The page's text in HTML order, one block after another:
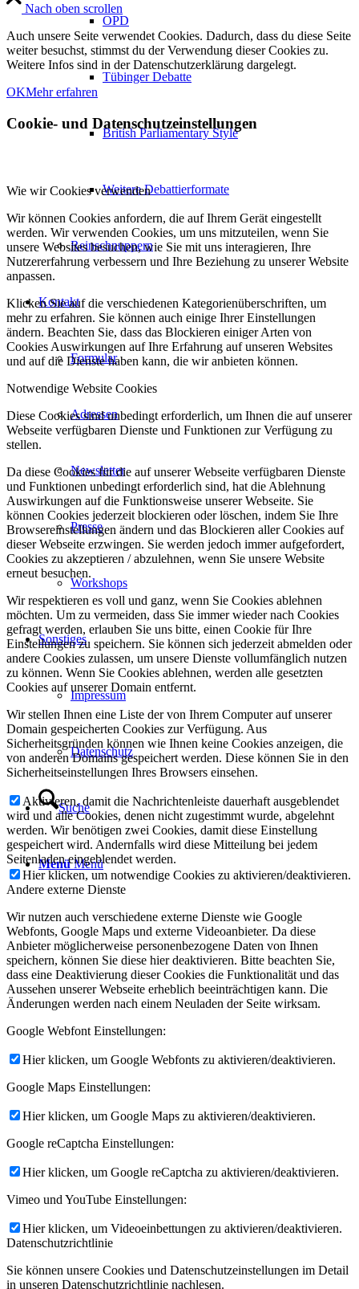
OPD
Tübinger Debatte
British Parliamentary Style
Weitere Debattierformate
Reinschnuppern
Kontakt
Formular
Adressen
Newsletter
Presse
Workshops
Sonstiges
Impressum
Datenschutz
Suche
Menü Menü
Nach oben scrollen
Auch unsere Seite verwendet Cookies. Dadurch, dass du diese Seite
weiter besuchst, stimmst du der Verwendung dieser Cookies zu.
Weitere Infos sind in der Datenschutzerklärung dargelegt.
OKMehr erfahren
Cookie- und Datenschutzeinstellungen
Wie wir Cookies verwenden
Wir können Cookies anfordern, die auf Ihrem Gerät eingestellt
werden. Wir verwenden Cookies, um uns mitzuteilen, wenn Sie
unsere Websites besuchen, wie Sie mit uns interagieren, Ihre
Nutzererfahrung verbessern und Ihre Beziehung zu unserer Website
anpassen.
Klicken Sie auf die verschiedenen Kategorienüberschriften, um
mehr zu erfahren. Sie können auch einige Ihrer Einstellungen
ändern. Beachten Sie, dass das Blockieren einiger Arten von
Cookies Auswirkungen auf Ihre Erfahrung auf unseren Websites
und auf die Dienste haben kann, die wir anbieten können.
Notwendige Website Cookies
Diese Cookies sind unbedingt erforderlich, um Ihnen die auf unserer
Webseite verfügbaren Dienste und Funktionen zur Verfügung zu
stellen.
Da diese Cookies für die auf unserer Webseite verfügbaren Dienste
und Funktionen unbedingt erforderlich sind, hat die Ablehnung
Auswirkungen auf die Funktionsweise unserer Webseite. Sie
können Cookies jederzeit blockieren oder löschen, indem Sie Ihre
Browsereinstellungen ändern und das Blockieren aller Cookies auf
dieser Webseite erzwingen. Sie werden jedoch immer aufgefordert,
Cookies zu akzeptieren / abzulehnen, wenn Sie unsere Website
erneut besuchen.
Wir respektieren es voll und ganz, wenn Sie Cookies ablehnen
möchten. Um zu vermeiden, dass Sie immer wieder nach Cookies
gefragt werden, erlauben Sie uns bitte, einen Cookie für Ihre
Einstellungen zu speichern. Sie können sich jederzeit abmelden oder
andere Cookies zulassen, um unsere Dienste vollumfänglich nutzen
zu können. Wenn Sie Cookies ablehnen, werden alle gesetzten
Cookies auf unserer Domain entfernt.
Wir stellen Ihnen eine Liste der von Ihrem Computer auf unserer
Domain gespeicherten Cookies zur Verfügung. Aus
Sicherheitsgründen können wie Ihnen keine Cookies anzeigen, die
von anderen Domains gespeichert werden. Diese können Sie in den
Sicherheitseinstellungen Ihres Browsers einsehen.
Aktivieren, damit die Nachrichtenleiste dauerhaft ausgeblendet
wird und alle Cookies, denen nicht zugestimmt wurde, abgelehnt
werden. Wir benötigen zwei Cookies, damit diese Einstellung
gespeichert wird. Andernfalls wird diese Mitteilung bei jedem
Seitenladen eingeblendet werden.
Hier klicken, um notwendige Cookies zu aktivieren/deaktivieren.
Andere externe Dienste
Wir nutzen auch verschiedene externe Dienste wie Google
Webfonts, Google Maps und externe Videoanbieter. Da diese
Anbieter möglicherweise personenbezogene Daten von Ihnen
speichern, können Sie diese hier deaktivieren. Bitte beachten Sie,
dass eine Deaktivierung dieser Cookies die Funktionalität und das
Aussehen unserer Webseite erheblich beeinträchtigen kann. Die
Änderungen werden nach einem Neuladen der Seite wirksam.
Google Webfont Einstellungen:
Hier klicken, um Google Webfonts zu aktivieren/deaktivieren.
Google Maps Einstellungen:
Hier klicken, um Google Maps zu aktivieren/deaktivieren.
Google reCaptcha Einstellungen:
Hier klicken, um Google reCaptcha zu aktivieren/deaktivieren.
Vimeo und YouTube Einstellungen:
Hier klicken, um Videoeinbettungen zu aktivieren/deaktivieren.
Datenschutzrichtlinie
Sie können unsere Cookies und Datenschutzeinstellungen im Detail
in unseren Datenschutzrichtlinie nachlesen.